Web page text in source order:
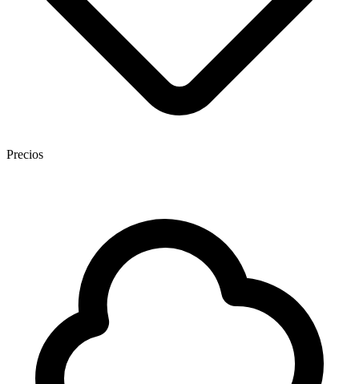
Precios